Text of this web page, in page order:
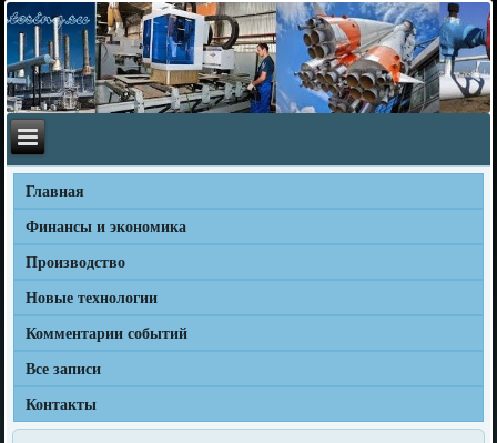
Главная
Финансы и экономика
Производство
Новые технологии
Комментарии событий
Все записи
Контакты